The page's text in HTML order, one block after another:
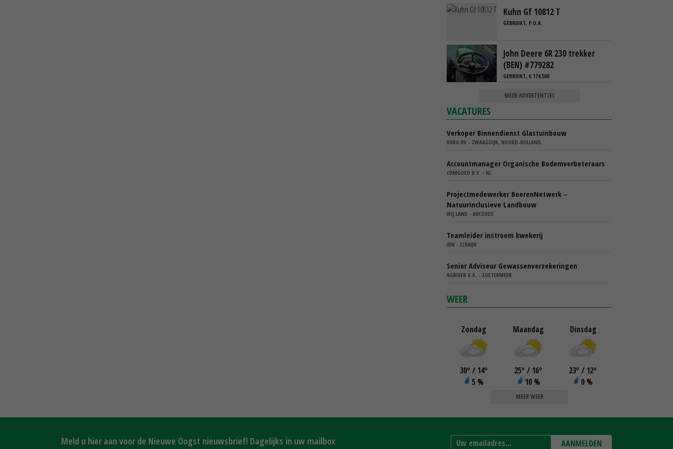
Kuhn Gf 10812 T
GEBRUIKT, P.O.A.
John Deere 6R 230 trekker
(BEN) #779282
GEBRUIKT, € 174.500
MEER ADVERTENTIES
VACATURES
Verkoper Binnendienst Glastuinbouw
KARO BV - ZWAAGDIJK, NOORD-HOLLAND,
Accountmanager Organische Bodemverbeteraars
COMGOED B.V. - NL
Projectmedewerker BoerenNetwerk –
Natuurinclusieve Landbouw
WIJ.LAND - ABCOUDE
Teamleider instroom kwekerij
IBN - SCHAIJK
Senior Adviseur Gewassenverzekeringen
AGRIVER U.A. - ZOETERMEER
WEER
Zondag
30° / 14°
5 %
Maandag
25° / 16°
10 %
Dinsdag
23° / 12°
0 %
MEER WEER
Meld u hier aan voor de Nieuwe Oogst nieuwsbrief! Dagelijks in uw mailbox AANMELDEN